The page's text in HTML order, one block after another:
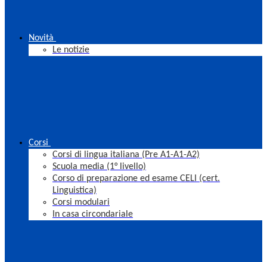
Novità
Le notizie
Corsi
Corsi di lingua italiana (Pre A1-A1-A2)
Scuola media (1° livello)
Corso di preparazione ed esame CELI (cert.
Linguistica)
Corsi modulari
In casa circondariale